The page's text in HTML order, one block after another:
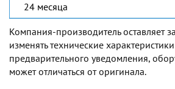
24 месяца
Компания-производитель оставляет
изменять технические
предварительного уведомления,
может отличаться от оригинала.